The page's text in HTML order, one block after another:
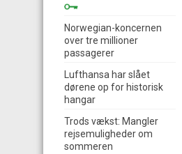
Norwegian-koncernen
over tre millioner
passagerer
Lufthansa har slået
dørene op for historisk
hangar
Trods vækst: Mangler
rejsemuligheder om
sommeren